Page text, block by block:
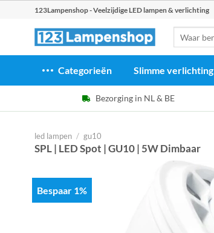
123Lampenshop - Veelzijdige LED lampen & verlichting
naar:
Categorieën Slimme verlichting
Bezorging in NL & BE
led lampen / gu10
SPL | LED Spot | GU10 | 5W Dimbaar
Bespaar 1%